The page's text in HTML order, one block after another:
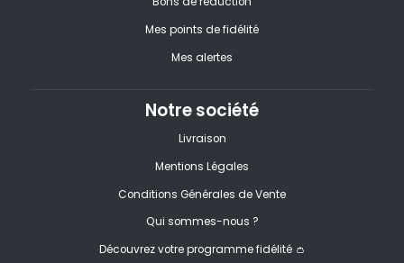
Mes points de fidélité
Mes alertes
Notre société
Livraison
Mentions Légales
Conditions Générales de Vente
Qui sommes-nous ?
Découvrez votre programme fidélité 👛